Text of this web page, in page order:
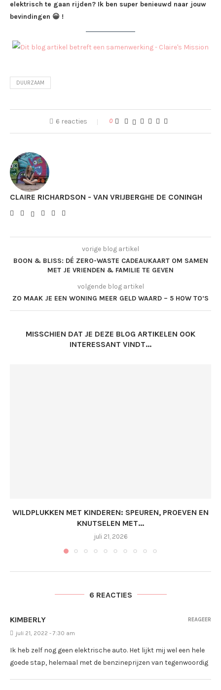
elektrisch te gaan rijden? Ik ben super benieuwd naar jouw
bevindingen 😀 !
DUURZAAM
6 reacties 0
CLAIRE RICHARDSON - VAN VRIJBERGHE DE CONINGH
vorige blog artikel
BOON & BLISS: DÉ ZERO-WASTE CADEAUKAART OM SAMEN
MET JE VRIENDEN & FAMILIE TE GEVEN
volgende blog artikel
ZO MAAK JE EEN WONING MEER GELD WAARD – 5 HOW TO’S
MISSCHIEN DAT JE DEZE BLOG ARTIKELEN OOK
INTERESSANT VINDT...
WILDPLUKKEN MET KINDEREN: SPEUREN, PROEVEN EN
KNUTSELEN MET...
juli 21, 2026
6 REACTIES
KIMBERLY
juli 21, 2022 - 7:30 am
Ik heb zelf nog geen elektrische auto. Het lijkt mij wel een hele
goede stap, helemaal met de benzineprijzen van tegenwoordig
REAGEER